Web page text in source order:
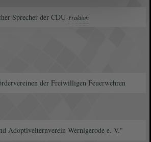
Sprecher der CDU-Fraktion
der Freiwilligen Feuerwehren
Adoptivelternverein Wernigerode e. V."